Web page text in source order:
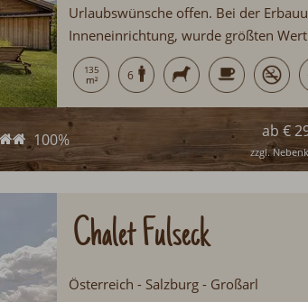
Urlaubswünsche offen. Bei der
Inneneinrichtung, wurde größten
Materialien gelegt. Zur Ausstattung
Naturbadeteich, Frühstücksservice,
135 6
100% ab €
zzgl.
Chalet Fulseck
Österreich - Salzburg - Großarl